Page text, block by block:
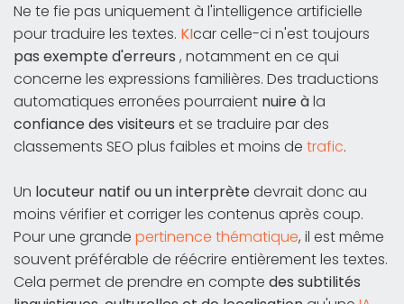
Ne te fie pas uniquement à l'intelligence artificielle
pour traduire les textes. KIcar celle-ci n'est toujours
pas exempte d'erreurs , notamment en ce qui
concerne les expressions familières. Des traductions
automatiques erronées pourraient nuire àla
confiance des visiteurs et se traduire par des
classements SEO plus faibles et moins de trafic.
Un locuteur natif ou un interprètedevrait donc au
moins vérifier et corriger les contenus après coup.
Pour une grande pertinence thématique, il est même
souvent préférable de réécrire entièrement les textes.
Cela permet de prendre en compte des subtilités